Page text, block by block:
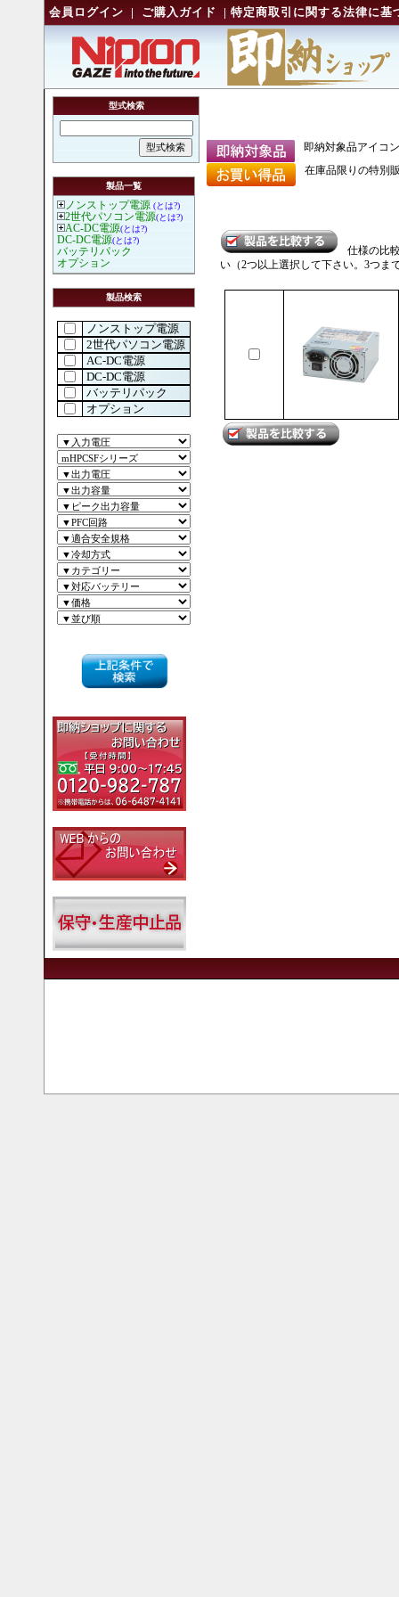
会員ログイン | ご購入ガイド | 特定商取引に関する法律に基
型式検索
製品一覧
ノンストップ電源 (とは?)
2世代パソコン電源(とは?)
AC-DC電源(とは?)
DC-DC電源(とは?)
バッテリパック
オプション
製品検索
ノンストップ電源
2世代パソコン電源
AC-DC電源
DC-DC電源
バッテリパック
オプション
即納対象品アイコ
在庫品限りの特別
仕様の比
い（2つ以上選択して下さい。3つま